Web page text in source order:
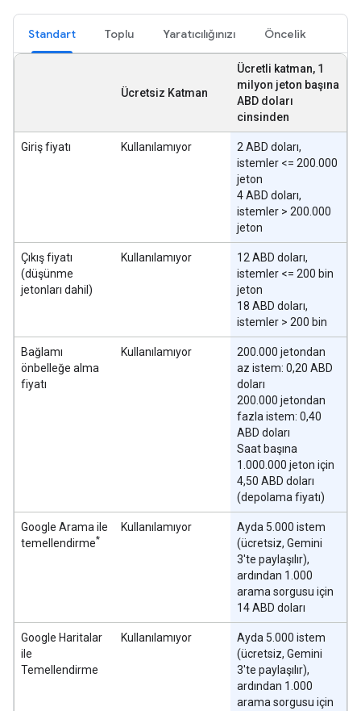
Standart Toplu Yaratıcılığınızı Öncelik
Ücretsiz Katman
Ücretli katman, 1
milyon jeton başına
ABD doları
cinsinden
Giriş fiyatı Kullanılamıyor
2 ABD doları,
istemler <= 200.000
jeton
4 ABD doları,
istemler > 200.000
jeton
Çıkış fiyatı
(düşünme
jetonları dahil)
Kullanılamıyor
12 ABD doları,
istemler <= 200 bin
jeton
18 ABD doları,
istemler > 200 bin
Bağlamı
önbelleğe alma
fiyatı
Kullanılamıyor
200.000 jetondan
az istem: 0,20 ABD
doları
200.000 jetondan
fazla istem: 0,40
ABD doları
Saat başına
1.000.000 jeton için
4,50 ABD doları
(depolama fiyatı)
Google Arama ile
temellendirme*
Kullanılamıyor
Ayda 5.000 istem
(ücretsiz, Gemini
3'te paylaşılır),
ardından 1.000
arama sorgusu için
14 ABD doları
Google Haritalar
ile
Temellendirme
Kullanılamıyor
Ayda 5.000 istem
(ücretsiz, Gemini
3'te paylaşılır),
ardından 1.000
arama sorgusu için